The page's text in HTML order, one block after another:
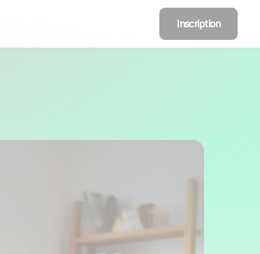
Inscription